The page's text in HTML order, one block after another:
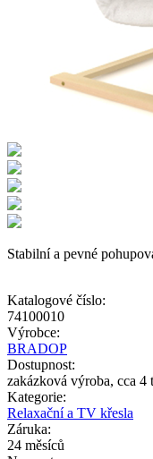
Stabilní a pevné
Katalogové číslo:
74100010
Výrobce:
BRADOP
Dostupnost:
zakázková výroba, cca 4
Kategorie:
Relaxační a TV křesla
Záruka:
24 měsíců